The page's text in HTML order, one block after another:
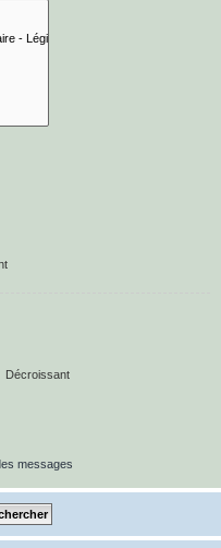
Décroissant
messages